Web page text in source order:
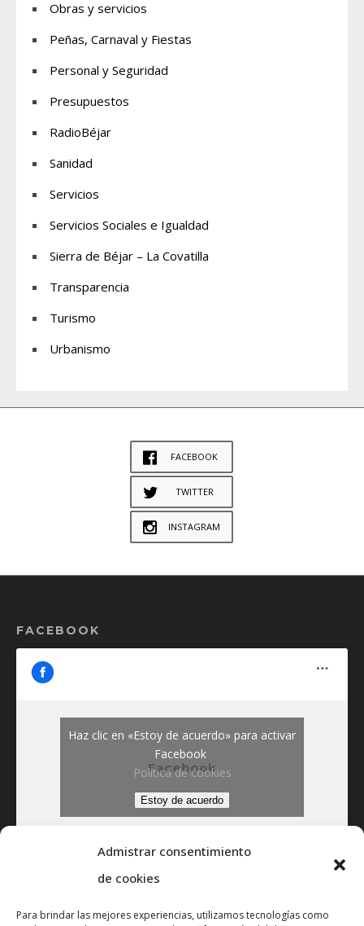
Admistrar consentimiento
de cookies
Para brindar las mejores experiencias, utilizamos tecnologías como
Obras y servicios
Peñas, Carnaval y Fiestas
Personal y Seguridad
Presupuestos
RadioBéjar
Sanidad
Servicios
Servicios Sociales e Igualdad
Sierra de Béjar – La Covatilla
Transparencia
Turismo
Urbanismo
FACEBOOK
TWITTER
INSTAGRAM
FACEBOOK
Facebook
Haz clic en «Estoy de acuerdo» para activar
Facebook
Política de cookies
Estoy de acuerdo